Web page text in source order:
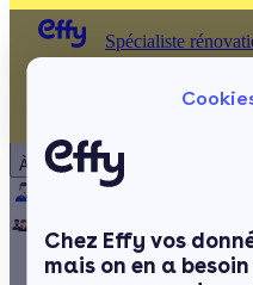
Chez Effy vos
mais on en a
À propos
Notre équipe
Spécialiste
Spécialiste